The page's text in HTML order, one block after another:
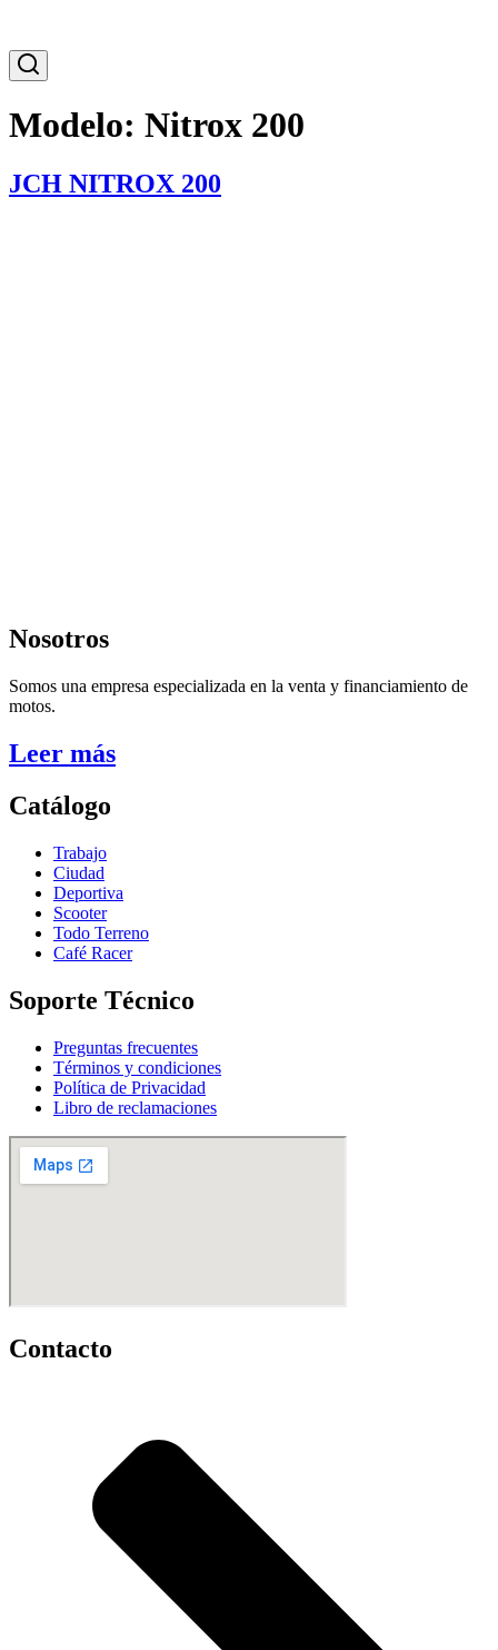
Modelo: Nitrox 200
JCH NITROX 200
Nosotros
Somos una empresa especializada en la venta y financiamiento de
motos.
Leer más
Catálogo
Trabajo
Ciudad
Deportiva
Scooter
Todo Terreno
Café Racer
Soporte Técnico
Preguntas frecuentes
Términos y condiciones
Política de Privacidad
Libro de reclamaciones
Contacto